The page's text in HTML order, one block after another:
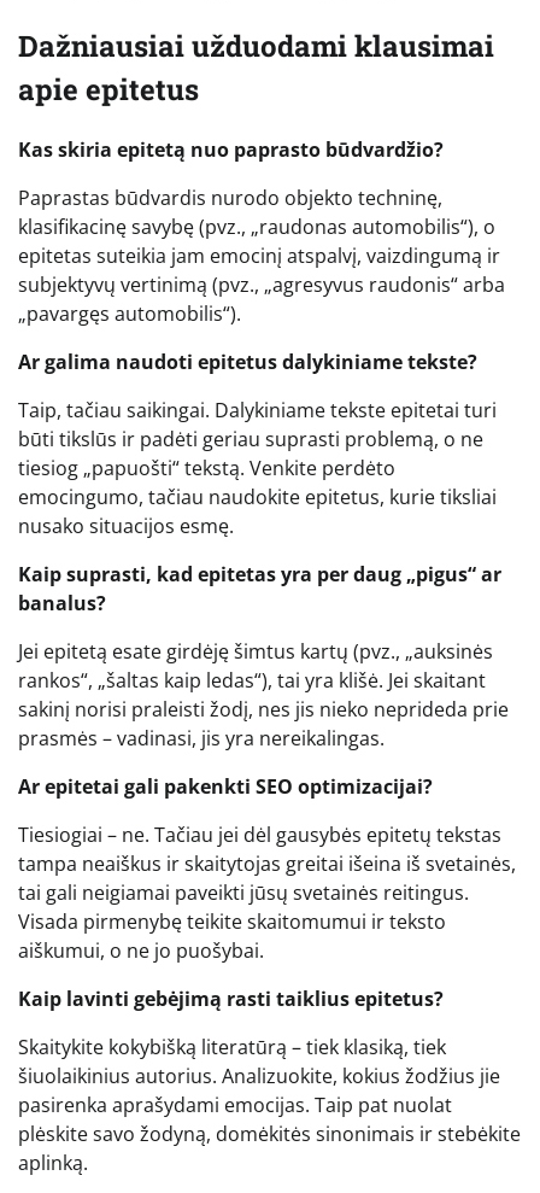
Dažniausiai užduodami klausimai
apie epitetus
Kas skiria epitetą nuo paprasto būdvardžio?
Paprastas būdvardis nurodo objekto techninę,
klasifikacinę savybę (pvz., „raudonas automobilis“), o
epitetas suteikia jam emocinį atspalvį, vaizdingumą ir
subjektyvų vertinimą (pvz., „agresyvus raudonis“ arba
„pavargęs automobilis“).
Ar galima naudoti epitetus dalykiniame tekste?
Taip, tačiau saikingai. Dalykiniame tekste epitetai turi
būti tikslūs ir padėti geriau suprasti problemą, o ne
tiesiog „papuošti“ tekstą. Venkite perdėto
emocingumo, tačiau naudokite epitetus, kurie tiksliai
nusako situacijos esmę.
Kaip suprasti, kad epitetas yra per daug „pigus“ ar
banalus?
Jei epitetą esate girdėję šimtus kartų (pvz., „auksinės
rankos“, „šaltas kaip ledas“), tai yra klišė. Jei skaitant
sakinį norisi praleisti žodį, nes jis nieko neprideda prie
prasmės – vadinasi, jis yra nereikalingas.
Ar epitetai gali pakenkti SEO optimizacijai?
Tiesiogiai – ne. Tačiau jei dėl gausybės epitetų tekstas
tampa neaiškus ir skaitytojas greitai išeina iš svetainės,
tai gali neigiamai paveikti jūsų svetainės reitingus.
Visada pirmenybę teikite skaitomumui ir teksto
aiškumui, o ne jo puošybai.
Kaip lavinti gebėjimą rasti taiklius epitetus?
Skaitykite kokybišką literatūrą – tiek klasiką, tiek
šiuolaikinius autorius. Analizuokite, kokius žodžius jie
pasirenka aprašydami emocijas. Taip pat nuolat
plėskite savo žodyną, domėkitės sinonimais ir stebėkite
aplinką.